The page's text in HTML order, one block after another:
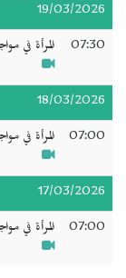
19/03/2026
07:30 المرأة في
18/03/2026
07:00 المرأة في
17/03/2026
07:00 المرأة في